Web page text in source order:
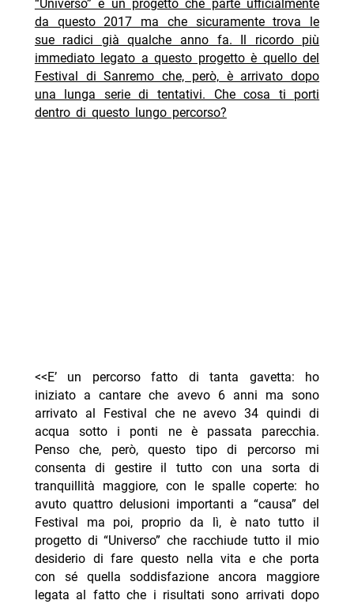
“Universo” è un progetto che parte ufficialmente
da questo 2017 ma che sicuramente trova le
sue radici già qualche anno fa. Il ricordo più
immediato legato a questo progetto è quello del
Festival di Sanremo che, però, è arrivato dopo
una lunga serie di tentativi. Che cosa ti porti
dentro di questo lungo percorso?
<<E’ un percorso fatto di tanta gavetta: ho
iniziato a cantare che avevo 6 anni ma sono
arrivato al Festival che ne avevo 34 quindi di
acqua sotto i ponti ne è passata parecchia.
Penso che, però, questo tipo di percorso mi
consenta di gestire il tutto con una sorta di
tranquillità maggiore, con le spalle coperte: ho
avuto quattro delusioni importanti a “causa” del
Festival ma poi, proprio da lì, è nato tutto il
progetto di “Universo” che racchiude tutto il mio
desiderio di fare questo nella vita e che porta
con sé quella soddisfazione ancora maggiore
legata al fatto che i risultati sono arrivati dopo